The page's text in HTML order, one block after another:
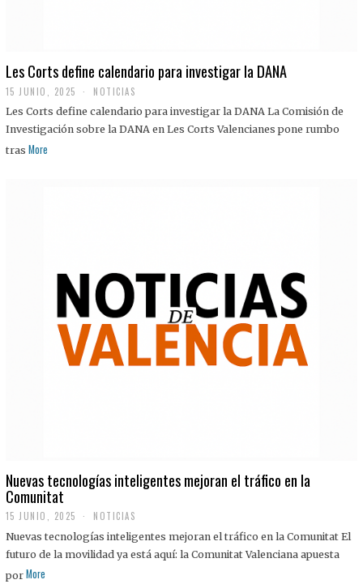
Les Corts define calendario para investigar la DANA
15 JUNIO, 2025 NOTICIAS
Les Corts define calendario para investigar la DANA La Comisión de
Investigación sobre la DANA en Les Corts Valencianes pone rumbo
tras More
Nuevas tecnologías inteligentes mejoran el tráfico en la
Comunitat
15 JUNIO, 2025 NOTICIAS
Nuevas tecnologías inteligentes mejoran el tráfico en la Comunitat El
futuro de la movilidad ya está aquí: la Comunitat Valenciana apuesta
por More